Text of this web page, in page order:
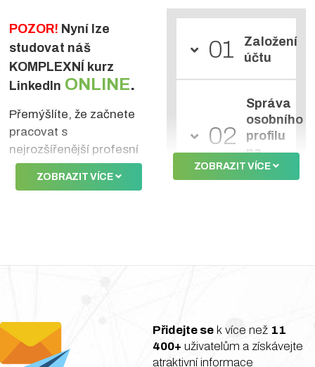
POZOR! Nyní lze
studovat náš
KOMPLEXNÍ kurz
LinkedIn ONLINE.
Přemýšlíte, že začnete
pracovat s
nejrozšířenější profesní
sítí na světě? S LinkedIn
Přesně pro vás je
nachystaný náš nový
ZOBRAZIT VÍCE
01
Založení
účtu
02
Správa
osobního
profilu
na
LinkedIn
05
Stránka
ZOBRAZIT VÍCE
Přidejte sek více než 11
400+ uživatelům a získávejte
atraktivní informace